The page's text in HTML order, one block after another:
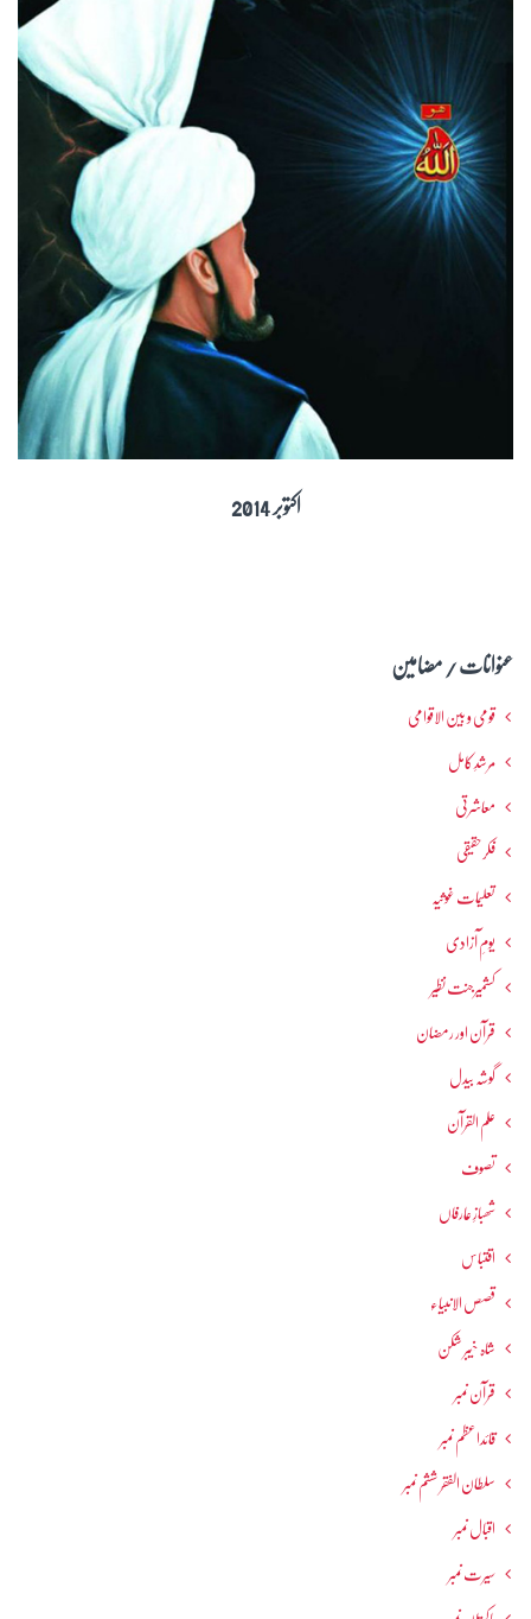
اکتوبر 2014
عنوانات / مضامین
قومی و بین الاقوامی
مرشدِ کامل
معاشرتی
فکرحقیقی
تعلیمات غوثیہ
یومِ آزادی
کشمیرجنت نظیر
قرآن اور رمضان
گوشہ بیدل
علم القرآن
تصوف
شھبازِ عارفاں
اقتباس
قصص الانبیاء
شاہ خیبر شکن
قرآن نمبر
قائداعظم نمبر
سلطان الفقر ششم نمبر
اقبال نمبر
سیرت نمبر